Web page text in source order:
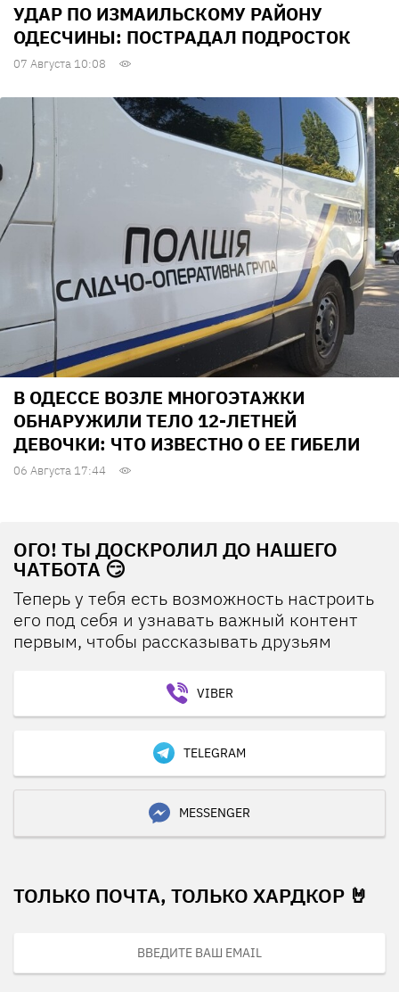
УДАР ПО ИЗМАИЛЬСКОМУ РАЙОНУ
ОДЕСЧИНЫ: ПОСТРАДАЛ ПОДРОСТОК
07 Августа 10:08
В ОДЕССЕ ВОЗЛЕ МНОГОЭТАЖКИ
ОБНАРУЖИЛИ ТЕЛО 12-ЛЕТНЕЙ
ДЕВОЧКИ: ЧТО ИЗВЕСТНО О ЕЕ ГИБЕЛИ
06 Августа 17:44
ОГО! ТЫ ДОСКРОЛИЛ ДО НАШЕГО
ЧАТБОТА 😏
Теперь у тебя есть возможность настроить
его под себя и узнавать важный контент
первым, чтобы рассказывать друзьям
VIBER
TELEGRAM
MESSENGER
ТОЛЬКО ПОЧТА, ТОЛЬКО ХАРДКОР 🤘